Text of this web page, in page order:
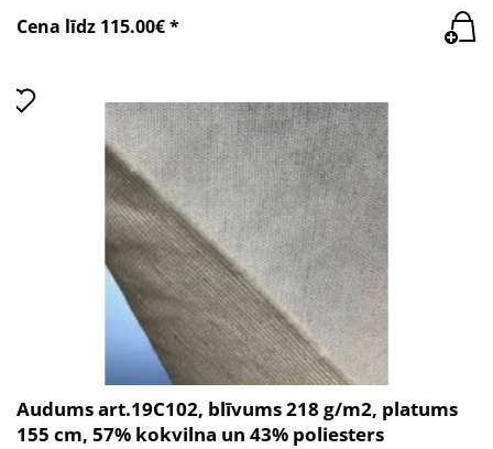
Cena līdz 115.00€ *
Audums art.19C102, blīvums 218 g/m2, platums
155 cm, 57% kokvilna un 43% poliesters